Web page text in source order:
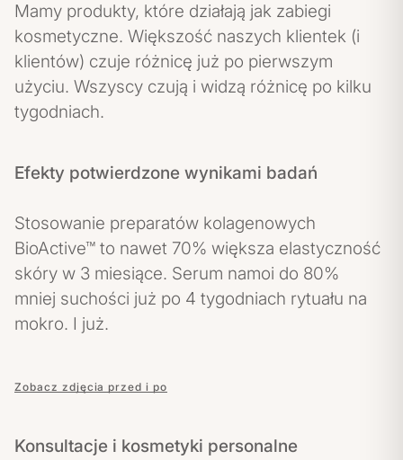
Mamy produkty, które działają jak zabiegi
kosmetyczne. Większość naszych klientek (i
klientów) czuje różnicę już po pierwszym
użyciu. Wszyscy czują i widzą różnicę po kilku
tygodniach.
Efekty potwierdzone wynikami badań
Stosowanie preparatów kolagenowych
BioActive™ to nawet 70% większa elastyczność
skóry w 3 miesiące. Serum namoi do 80%
mniej suchości już po 4 tygodniach rytuału na
mokro. I już.
Zobacz zdjęcia przed i po
Konsultacje i kosmetyki personalne